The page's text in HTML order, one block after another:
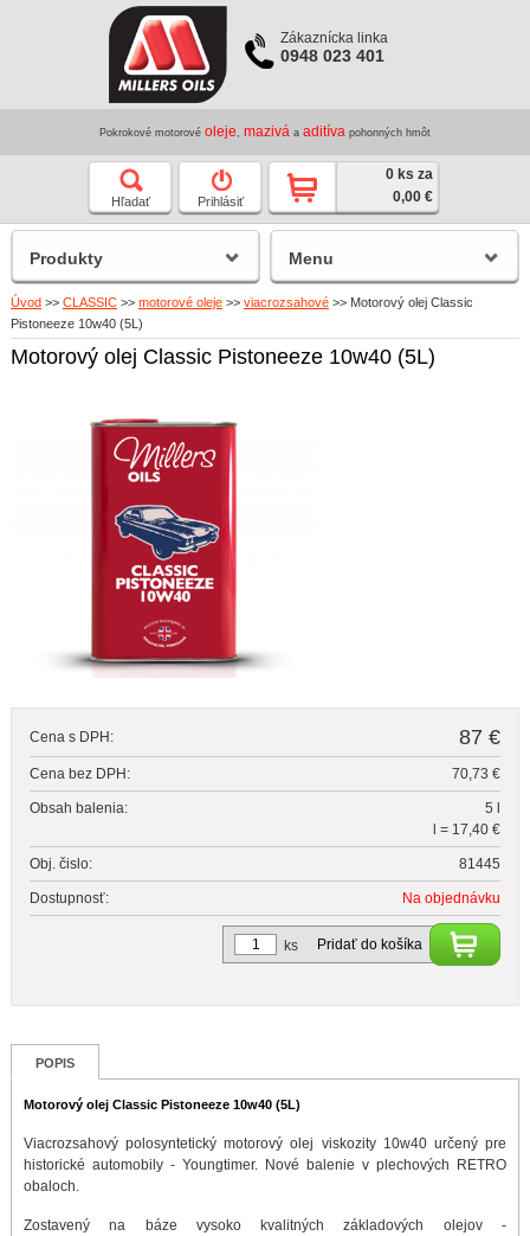
Zákaznícka linka
0948 023 401
Pokrokové motorové oleje mazivá a aditíva pohonných hmôt
Hľadať Prihlásiť
0 ks za
0,00 €
Úvod >> CLASSIC >> motorové oleje >> viacrozsahové >> Motorový olej Classic
Pistoneeze 10w40 (5L)
Motorový olej Classic Pistoneeze 10w40 (5L)
Cena s DPH: 87 €
Cena bez DPH: 70,73 €
Obsah balenia:
5 l
l = 17,40 €
Obj. čislo: 81445
Dostupnosť: Na objednávku
Pridať do košíka
ks
POPIS
Motorový olej Classic Pistoneeze 10w40 (5L)
Viacrozsahový polosyntetický motorový olej viskozity 10w40 určený pre
historické automobily - Youngtimer. Nové balenie v plechových RETRO
obaloch.
Zostavený na báze vysoko kvalitných základových olejov -
Produkty Menu